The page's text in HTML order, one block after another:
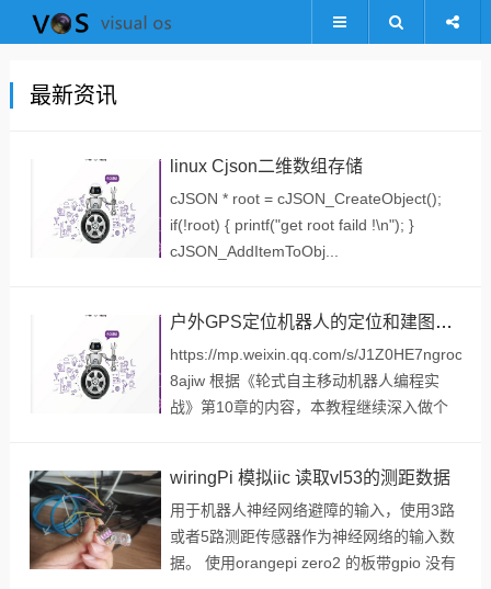
最新资讯
linux Cjson二维数组存储
cJSON * root = cJSON_CreateObject();
if(!root) { printf("get root faild !\n"); }
cJSON_AddItemToObj...
户外GPS定位机器人的定位和建图的仿真实战（上）
https://mp.weixin.qq.com/s/
8ajiw 根据《轮式自主移动机器人编程实
战》第10章的内容，本教程继续深入做个
wiringPi 模拟iic 读取vl53的测距数据
用于机器人神经网络避障的输入，使用3路
或者5路测距传感器作为神经网络的输入数
据。 使用orangepi zero2 的板带gpio 没有